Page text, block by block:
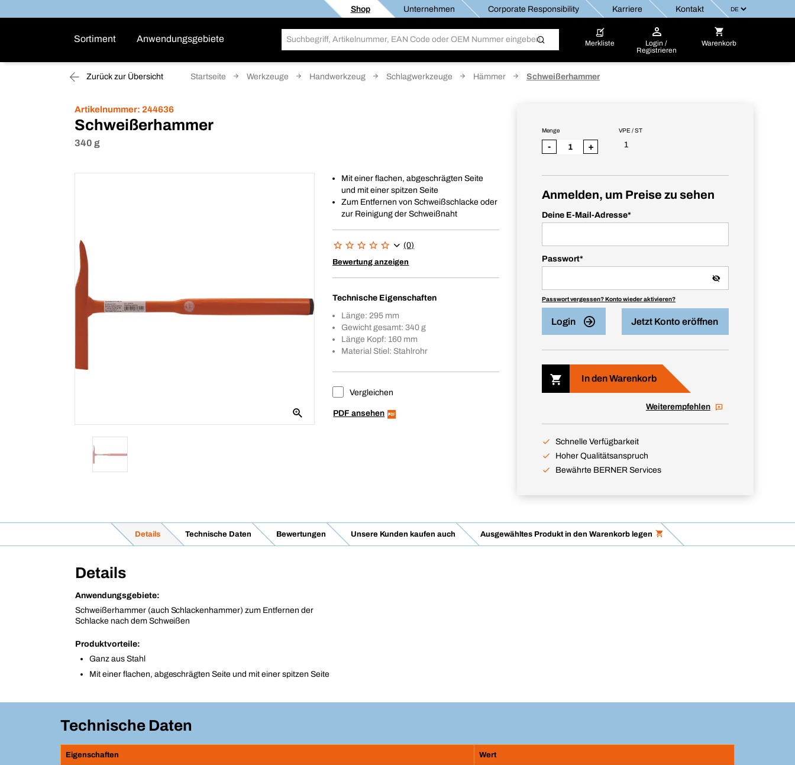
Shop Unternehmen Corporate Responsibility Karriere Kontakt
Sortiment Anwendungsgebiete Merkliste
Login /
Registrieren
Warenkorb
Zurück zur Übersicht Startseite Werkzeuge Handwerkzeug Schlagwerkzeuge Hämmer Schweißerhammer
Artikelnummer: 244636
Schweißerhammer
340 g
Mit einer flachen, abgeschrägten Seite
und mit einer spitzen Seite
Zum Entfernen von Schweißschlacke oder
zur Reinigung der Schweißnaht
(0)
Bewertung anzeigen
Technische Eigenschaften
Länge: 295 mm
Gewicht gesamt: 340 g
Länge Kopf: 160 mm
Material Stiel: Stahlrohr
Vergleichen
PDF ansehen
VPE / ST
1
Menge
- +
Anmelden, um Preise zu sehen
Deine E-Mail-Adresse*
Passwort*
Passwort vergessen? Konto wieder aktivieren?
Login Jetzt Konto eröffnen
In den Warenkorb
Weiterempfehlen
Schnelle Verfügbarkeit
Hoher Qualitätsanspruch
Bewährte BERNER Services
Details Technische Daten Bewertungen Unsere Kunden kaufen auch Ausgewähltes Produkt in den Warenkorb legen
Details
Anwendungsgebiete:
Schweißerhammer (auch Schlackenhammer) zum Entfernen der
Schlacke nach dem Schweißen
Produktvorteile:
Ganz aus Stahl
Mit einer flachen, abgeschrägten Seite und mit einer spitzen Seite
Technische Daten
Eigenschaften Wert